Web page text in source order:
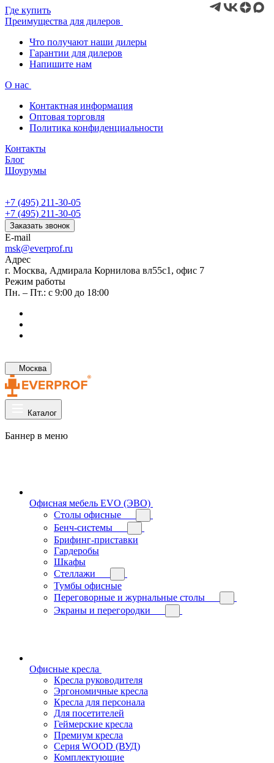
Где купить
Преимущества для дилеров
Что получают наши дилеры
Гарантии для дилеров
Напишите нам
О нас
Контактная информация
Оптовая торговля
Политика конфиденциальности
Контакты
Блог
Шоурумы
+7 (495) 211-30-05
+7 (495) 211-30-05
Заказать звонок
E-mail
msk@everprof.ru
Адрес
г. Москва, Адмирала Корнилова вл55с1, офис 7
Режим работы
Пн. – Пт.: с 9:00 до 18:00
Москва
Каталог
Баннер в меню
Офисная мебель EVO (ЭВО)
Cтолы офисные
Бенч-системы
Брифинг-приставки
Гардеробы
Шкафы
Стеллажи
Тумбы офисные
Переговорные и журнальные столы
Экраны и перегородки
Офисные кресла
Кресла руководителя
Эргономичные кресла
Кресла для персонала
Для посетителей
Геймерские кресла
Премиум кресла
Серия WOOD (ВУД)
Комплектующие